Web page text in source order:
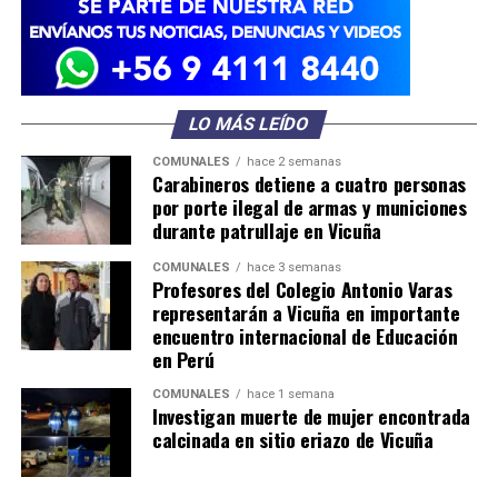
LO MÁS LEÍDO
COMUNALES hace 2 semanas
Carabineros detiene a cuatro personas
por porte ilegal de armas y municiones
durante patrullaje en Vicuña
COMUNALES hace 3 semanas
Profesores del Colegio Antonio Varas
representarán a Vicuña en importante
encuentro internacional de Educación
en Perú
COMUNALES hace 1 semana
Investigan muerte de mujer encontrada
calcinada en sitio eriazo de Vicuña